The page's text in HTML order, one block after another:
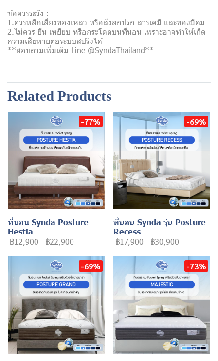
ข้อควรระวัง :
1.ควรหลีกเลี่ยงของเหลว หรือสิ่งสกปรก สารเคมี และของมีคม
2.ไม่ควร ยืน เหยียบ หรือกระโดดบนที่นอน เพราะอาจทำให้เกิด
ความเสียหายต่อระบบสปริงได้
**สอบถามเพิ่มเติม Line @SyndaThailand**
Related Products
-77%
ที่นอน Synda Posture
Hestia
฿12,900 - ฿22,900
-69%
ที่นอน Synda รุ่น Posture
Recess
฿17,900 - ฿30,900
-69% -73%